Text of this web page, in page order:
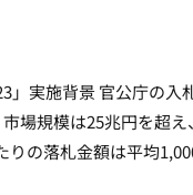
」実施背景 官公庁の入
場規模は25兆円を超え
の落札金額は平均